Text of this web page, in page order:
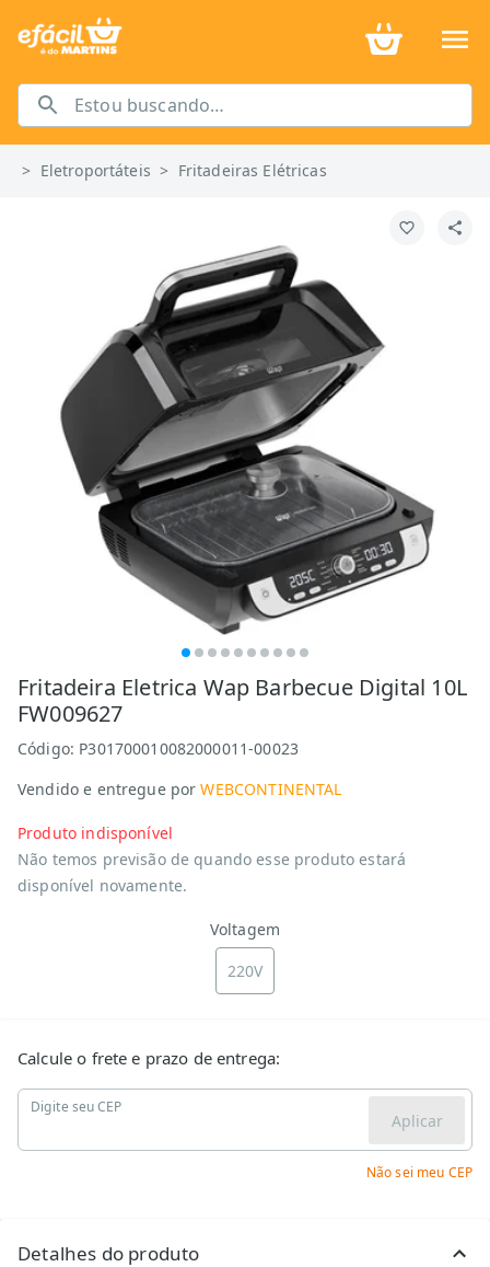
> Eletroportáteis > Fritadeiras Elétricas
Fritadeira Eletrica Wap Barbecue Digital 10L
FW009627
Código: P301700010082000011-00023
Vendido e entregue por WEBCONTINENTAL
Produto indisponível
Não temos previsão de quando esse produto estará
disponível novamente.
Voltagem
220V
Calcule o frete e prazo de entrega:
Digite seu CEP
Aplicar
Não sei meu CEP
Detalhes do produto